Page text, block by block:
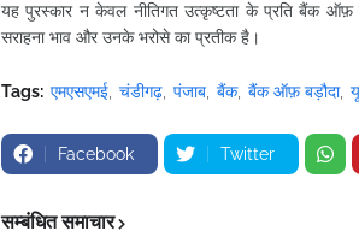
यह पुरस्कार न केवल नीतिगत उत्कृष्टता के प्रति बैंक ऑफ़
सराहना भाव और उनके भरोसे का प्रतीक है।
Tags: एमएसएमई चंडीगढ़ पंजाब बैंक बैंक ऑफ़ बड़ौदा
Facebook Twitter
सम्बंधित समाचार